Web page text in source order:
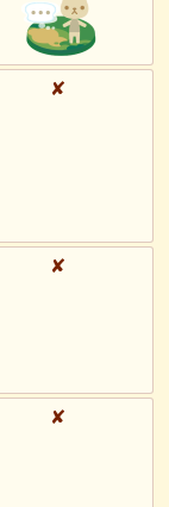
✘
✘
✘